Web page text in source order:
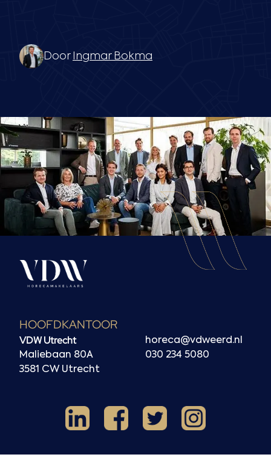
Door Ingmar Bokma
HOOFDKANTOOR
VDW Utrecht
Maliebaan 80A
3581 CW Utrecht
horeca@vdweerd.nl
030 234 5080
LinkedInFacebook
X Instagram